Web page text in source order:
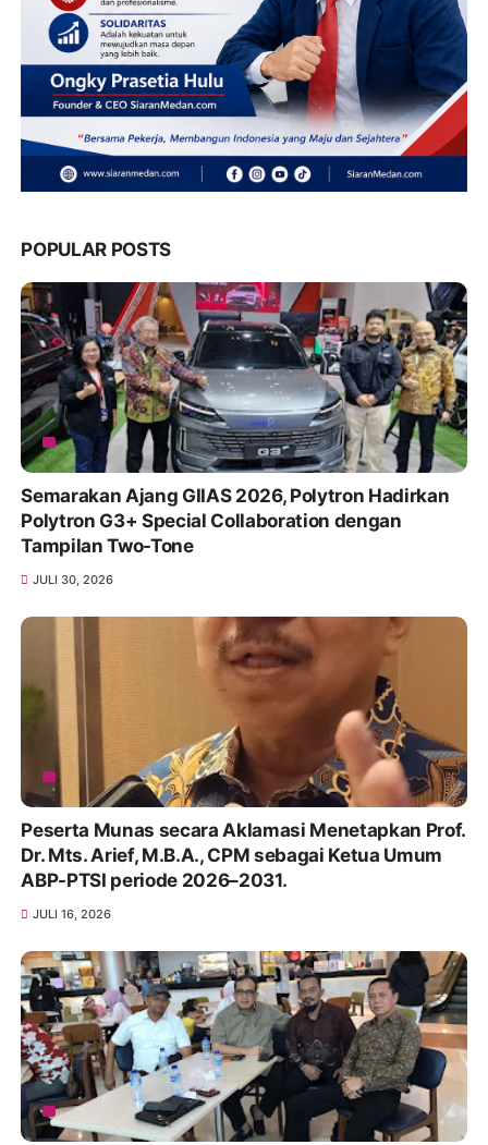
POPULAR POSTS
Semarakan Ajang GIIAS 2026, Polytron Hadirkan
Polytron G3+ Special Collaboration dengan
Tampilan Two-Tone
JULI 30, 2026
Peserta Munas secara Aklamasi Menetapkan Prof.
Dr. Mts. Arief, M.B.A., CPM sebagai Ketua Umum
ABP-PTSI periode 2026–2031.
JULI 16, 2026